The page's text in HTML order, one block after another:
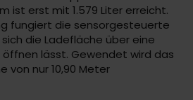
ist erst mit 1.579 Liter erreicht.
fungiert die sensorgesteuerte
die Ladefläche über eine
lässt. Gewendet wird das
von nur 10,90 Meter